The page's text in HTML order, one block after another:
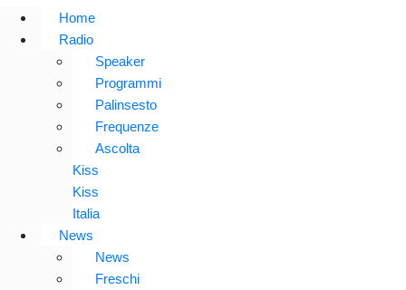
Home
Radio
Speaker
Programmi
Palinsesto
Frequenze
Ascolta
Kiss
Kiss
Italia
News
News
Freschi